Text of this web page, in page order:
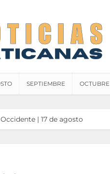
SEPTIEMBRE OCTUBRE
| 17 de agosto